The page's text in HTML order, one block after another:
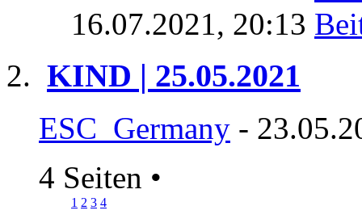
16.07.2021, 20:13
KIND | 25.05.2021
ESC_Germany -
4 Seiten •
1 2 3 4